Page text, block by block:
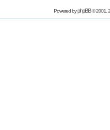
Powered byphpBB© 2001,